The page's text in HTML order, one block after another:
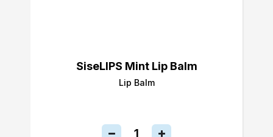
SiseLIPS Mint Lip Balm
Lip Balm